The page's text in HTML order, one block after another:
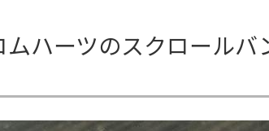
ハーツのスクロールバ